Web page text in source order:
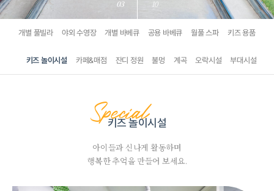
03 10
개별 풀빌라 야외 수영장 개별 바베큐 공용 바베큐 월풀 스파 키즈 용품
키즈 놀이시설 카페&매점 잔디 정원 불멍 계곡 오락시설 부대시설
Special
키즈 놀이시설
아이들과 신나게 활동하며
행복한 추억을 만들어 보세요.